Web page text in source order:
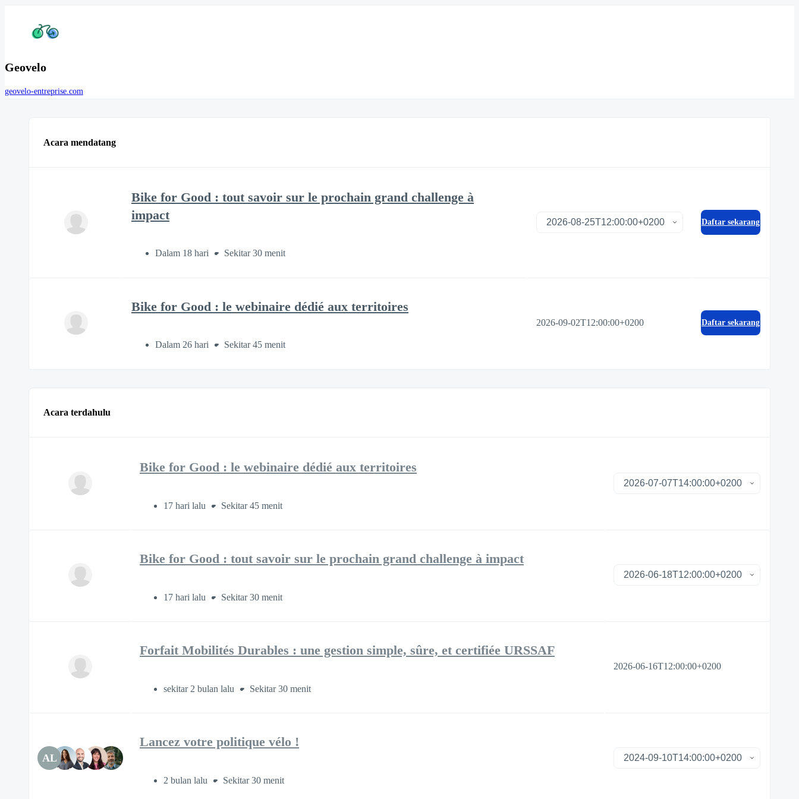
Geovelo
geovelo-entreprise.com
Acara mendatang
Bike for Good : tout savoir sur le prochain grand challenge à
impact
Dalam 18 hari Sekitar 30 menit
Daftar sekarang
Bike for Good : le webinaire dédié aux territoires
Dalam 26 hari Sekitar 45 menit
2026-09-02T12:00:00+0200 Daftar sekarang
Acara terdahulu
Bike for Good : le webinaire dédié aux territoires
17 hari lalu Sekitar 45 menit
Bike for Good : tout savoir sur le prochain grand challenge à impact
17 hari lalu Sekitar 30 menit
Forfait Mobilités Durables : une gestion simple, sûre, et certifiée URSSAF
sekitar 2 bulan lalu Sekitar 30 menit
2026-06-16T12:00:00+0200
AL
Lancez votre politique vélo !
2 bulan lalu Sekitar 30 menit